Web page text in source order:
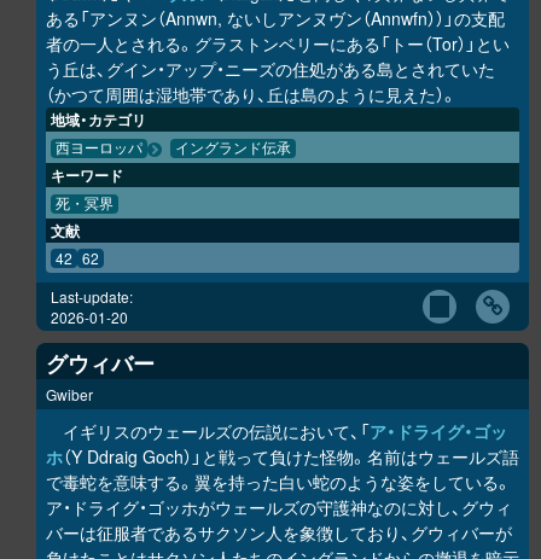
ある「アンヌン（Annwn, ないしアンヌヴン（Annwfn））」の支配
者の一人とされる。グラストンベリーにある「トー（Tor）」とい
う丘は、グイン・アップ・ニーズの住処がある島とされていた
（かつて周囲は湿地帯であり、丘は島のように見えた）。
地域・カテゴリ
西ヨーロッパ イングランド伝承
キーワード
死・冥界
文献
42 62
Last-update:
2026-01-20
グウィバー
Gwiber
イギリスのウェールズの伝説において、「ア・ドライグ・ゴッ
ホ（Y Ddraig Goch）」と戦って負けた怪物。名前はウェールズ語
で毒蛇を意味する。翼を持った白い蛇のような姿をしている。
ア・ドライグ・ゴッホがウェールズの守護神なのに対し、グウィ
バーは征服者であるサクソン人を象徴しており、グウィバーが